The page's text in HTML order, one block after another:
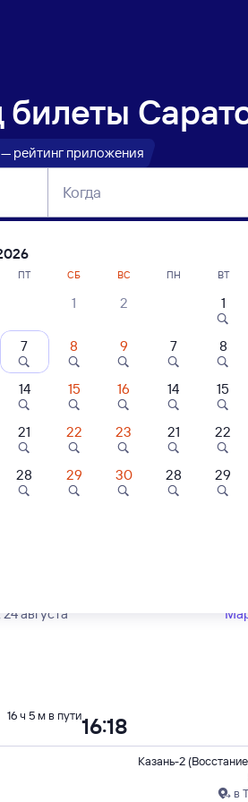
рейтинг приложения
Когда
1 Пасс. — Казань
1 Пасс.
и прибытие по местному
августа
Казань-2
в
16:18
16 ч 5 м в пути
ПТ СБ ВС
1 2
7 8 9
14 15 16
21 22 23
28 29 30
ПН ВТ
1
7 8
14 15
21 22
28 29